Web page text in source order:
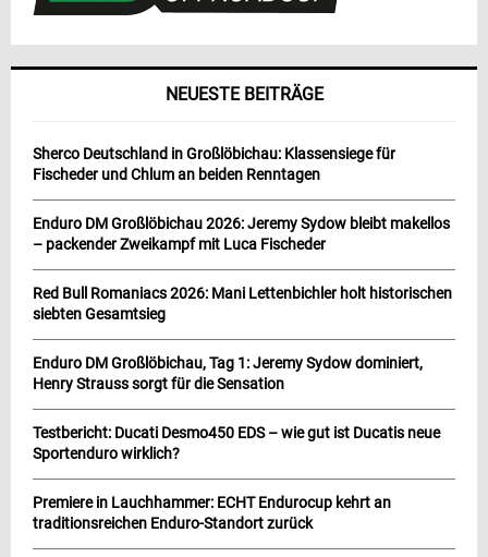
NEUESTE BEITRÄGE
Sherco Deutschland in Großlöbichau: Klassensiege für
Fischeder und Chlum an beiden Renntagen
Enduro DM Großlöbichau 2026: Jeremy Sydow bleibt makellos
– packender Zweikampf mit Luca Fischeder
Red Bull Romaniacs 2026: Mani Lettenbichler holt historischen
siebten Gesamtsieg
Enduro DM Großlöbichau, Tag 1: Jeremy Sydow dominiert,
Henry Strauss sorgt für die Sensation
Testbericht: Ducati Desmo450 EDS – wie gut ist Ducatis neue
Sportenduro wirklich?
Premiere in Lauchhammer: ECHT Endurocup kehrt an
traditionsreichen Enduro-Standort zurück